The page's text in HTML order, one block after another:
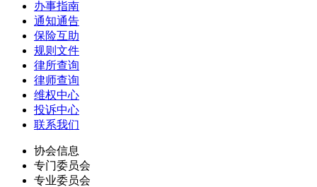
办事指南
通知通告
保险互助
规则文件
律所查询
律师查询
维权中心
投诉中心
联系我们
协会信息
专门委员会
专业委员会